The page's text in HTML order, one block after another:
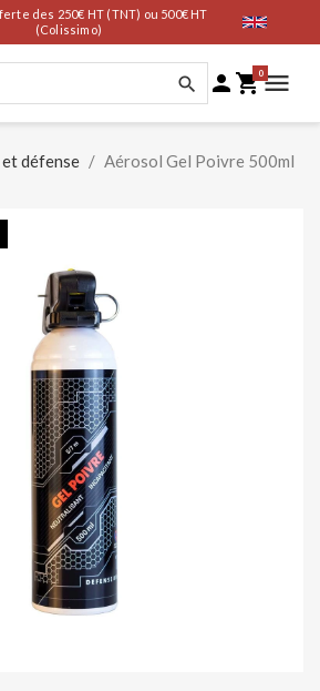
des 250€ HT (TNT) ou 500€ HT
(Colissimo)
  0
défense
Aérosol Gel Poivre 500ml